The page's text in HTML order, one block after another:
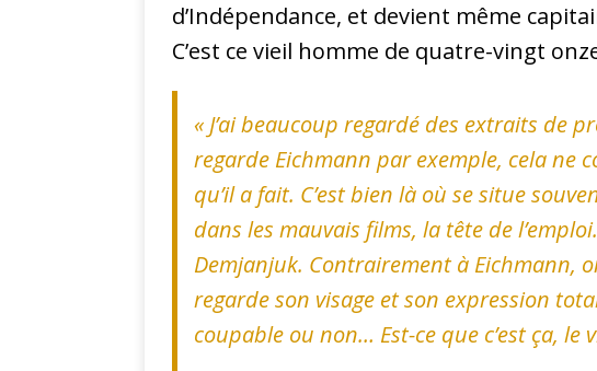
d’Indépendance, et devient même
C’est ce vieil homme de quatre-vingt
« J’ai beaucoup regardé des extraits de
regarde Eichmann par exemple, cela ne
qu’il a fait. C’est bien là où se situe
dans les mauvais films, la tête de
Demjanjuk. Contrairement à Eichmann,
regarde son visage et son expression
coupable ou non… Est-ce que c’est ça, le